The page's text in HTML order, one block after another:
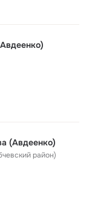
(Авдеенко)
район)